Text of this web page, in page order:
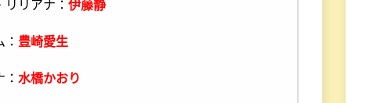
リアナ： 伊藤静
豊崎愛生
水橋かおり